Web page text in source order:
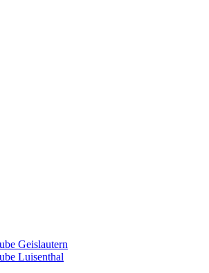
Geislautern
Luisenthal